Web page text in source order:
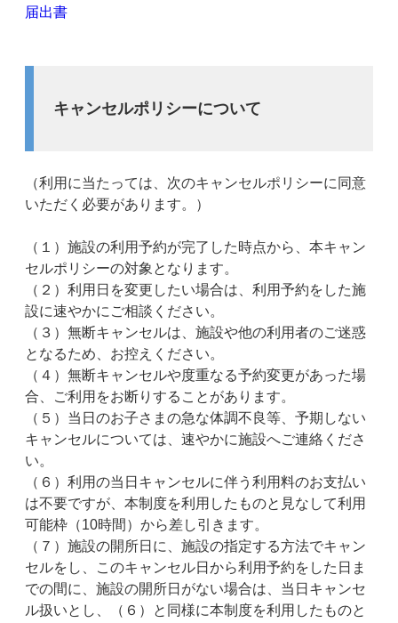
届出書
キャンセルポリシーについて
（利用に当たっては、次のキャンセルポリシーに同意
いただく必要があります。）
（１）施設の利用予約が完了した時点から、本キャン
セルポリシーの対象となります。
（２）利用日を変更したい場合は、利用予約をした施
設に速やかにご相談ください。
（３）無断キャンセルは、施設や他の利用者のご迷惑
となるため、お控えください。
（４）無断キャンセルや度重なる予約変更があった場
合、ご利用をお断りすることがあります。
（５）当日のお子さまの急な体調不良等、予期しない
キャンセルについては、速やかに施設へご連絡くださ
い。
（６）利用の当日キャンセルに伴う利用料のお支払い
は不要ですが、本制度を利用したものと見なして利用
可能枠（10時間）から差し引きます。
（７）施設の開所日に、施設の指定する方法でキャン
セルをし、このキャンセル日から利用予約をした日ま
での間に、施設の開所日がない場合は、当日キャンセ
ル扱いとし、（６）と同様に本制度を利用したものと